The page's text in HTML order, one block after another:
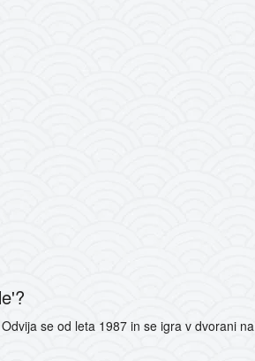
se od leta 1987 in se igra v dvorani na